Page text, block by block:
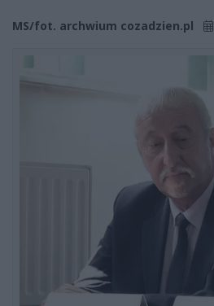
MS/fot. archwium cozadzien.pl